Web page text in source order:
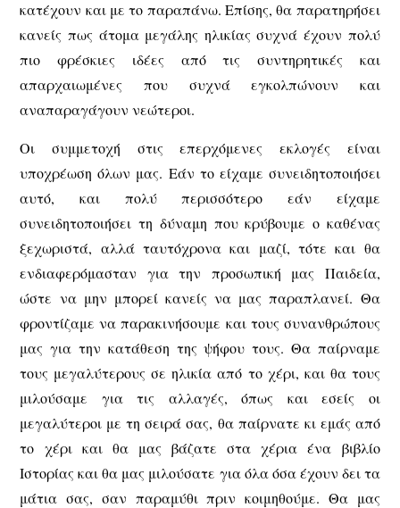
κατέχουν και με το παραπάνω. Επίσης, θα παρατηρήσει
κανείς πως άτομα μεγάλης ηλικίας συχνά έχουν πολύ
πιο φρέσκιες ιδέες από τις συντηρητικές και
απαρχαιωμένες που συχνά εγκολπώνουν και
αναπαραγάγουν νεώτεροι.
Οι συμμετοχή στις επερχόμενες εκλογές είναι
υποχρέωση όλων μας. Εάν το είχαμε συνειδητοποιήσει
αυτό, και πολύ περισσότερο εάν είχαμε
συνειδητοποιήσει τη δύναμη που κρύβουμε ο καθένας
ξεχωριστά, αλλά ταυτόχρονα και μαζί, τότε και θα
ενδιαφερόμασταν για την προσωπική μας Παιδεία,
ώστε να μην μπορεί κανείς να μας παραπλανεί. Θα
φροντίζαμε να παρακινήσουμε και τους συνανθρώπους
μας για την κατάθεση της ψήφου τους. Θα παίρναμε
τους μεγαλύτερους σε ηλικία από το χέρι, και θα τους
μιλούσαμε για τις αλλαγές, όπως και εσείς οι
μεγαλύτεροι με τη σειρά σας, θα παίρνατε κι εμάς από
το χέρι και θα μας βάζατε στα χέρια ένα βιβλίο
Ιστορίας και θα μας μιλούσατε για όλα όσα έχουν δει τα
μάτια σας, σαν παραμύθι πριν κοιμηθούμε. Θα μας